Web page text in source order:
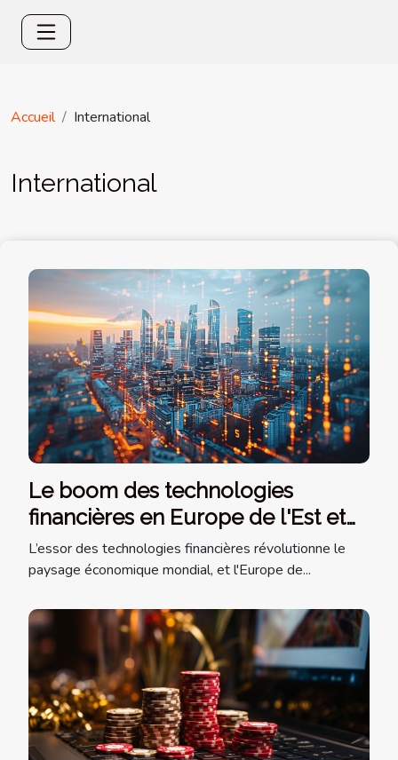
Accueil International
International
Le boom des technologies
financières en Europe de l'Est et
leurs répercussions économiques
L’essor des technologies financières révolutionne le
paysage économique mondial, et l'Europe de...